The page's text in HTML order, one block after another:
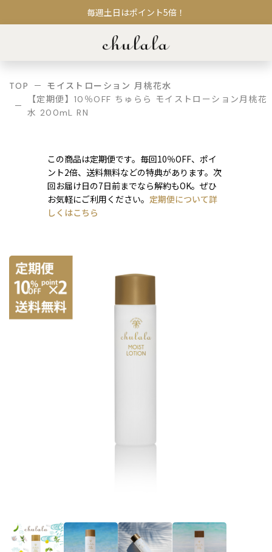
毎週土日はポイント5倍！
TOP
モイストローション 月桃花水
【定期便】10％OFF ちゅらら モイストローション月桃花
水 200mL RN
この商品は定期便です。毎回10％OFF、ポイ
ント2倍、送料無料などの特典があります。次
回お届け日の7日前までなら解約もOK。ぜひ
お気軽にご利用ください。 定期便について詳
しくはこちら